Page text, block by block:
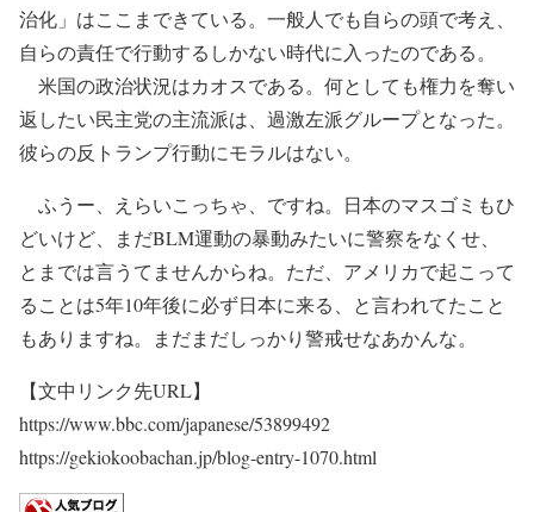
治化」はここまできている。一般人でも自らの頭で考え、
自らの責任で行動するしかない時代に入ったのである。
米国の政治状況はカオスである。何としても権力を奪い
返したい民主党の主流派は、過激左派グループとなった。
彼らの反トランプ行動にモラルはない。
ふうー、えらいこっちゃ、ですね。日本のマスゴミもひ
どいけど、まだBLM運動の暴動みたいに警察をなくせ、
とまでは言うてませんからね。ただ、アメリカで起こって
ることは5年10年後に必ず日本に来る、と言われてたこと
もありますね。まだまだしっかり警戒せなあかんな。
【文中リンク先URL】
https://www.bbc.com/japanese/53899492
https://gekiokoobachan.jp/blog-entry-1070.html